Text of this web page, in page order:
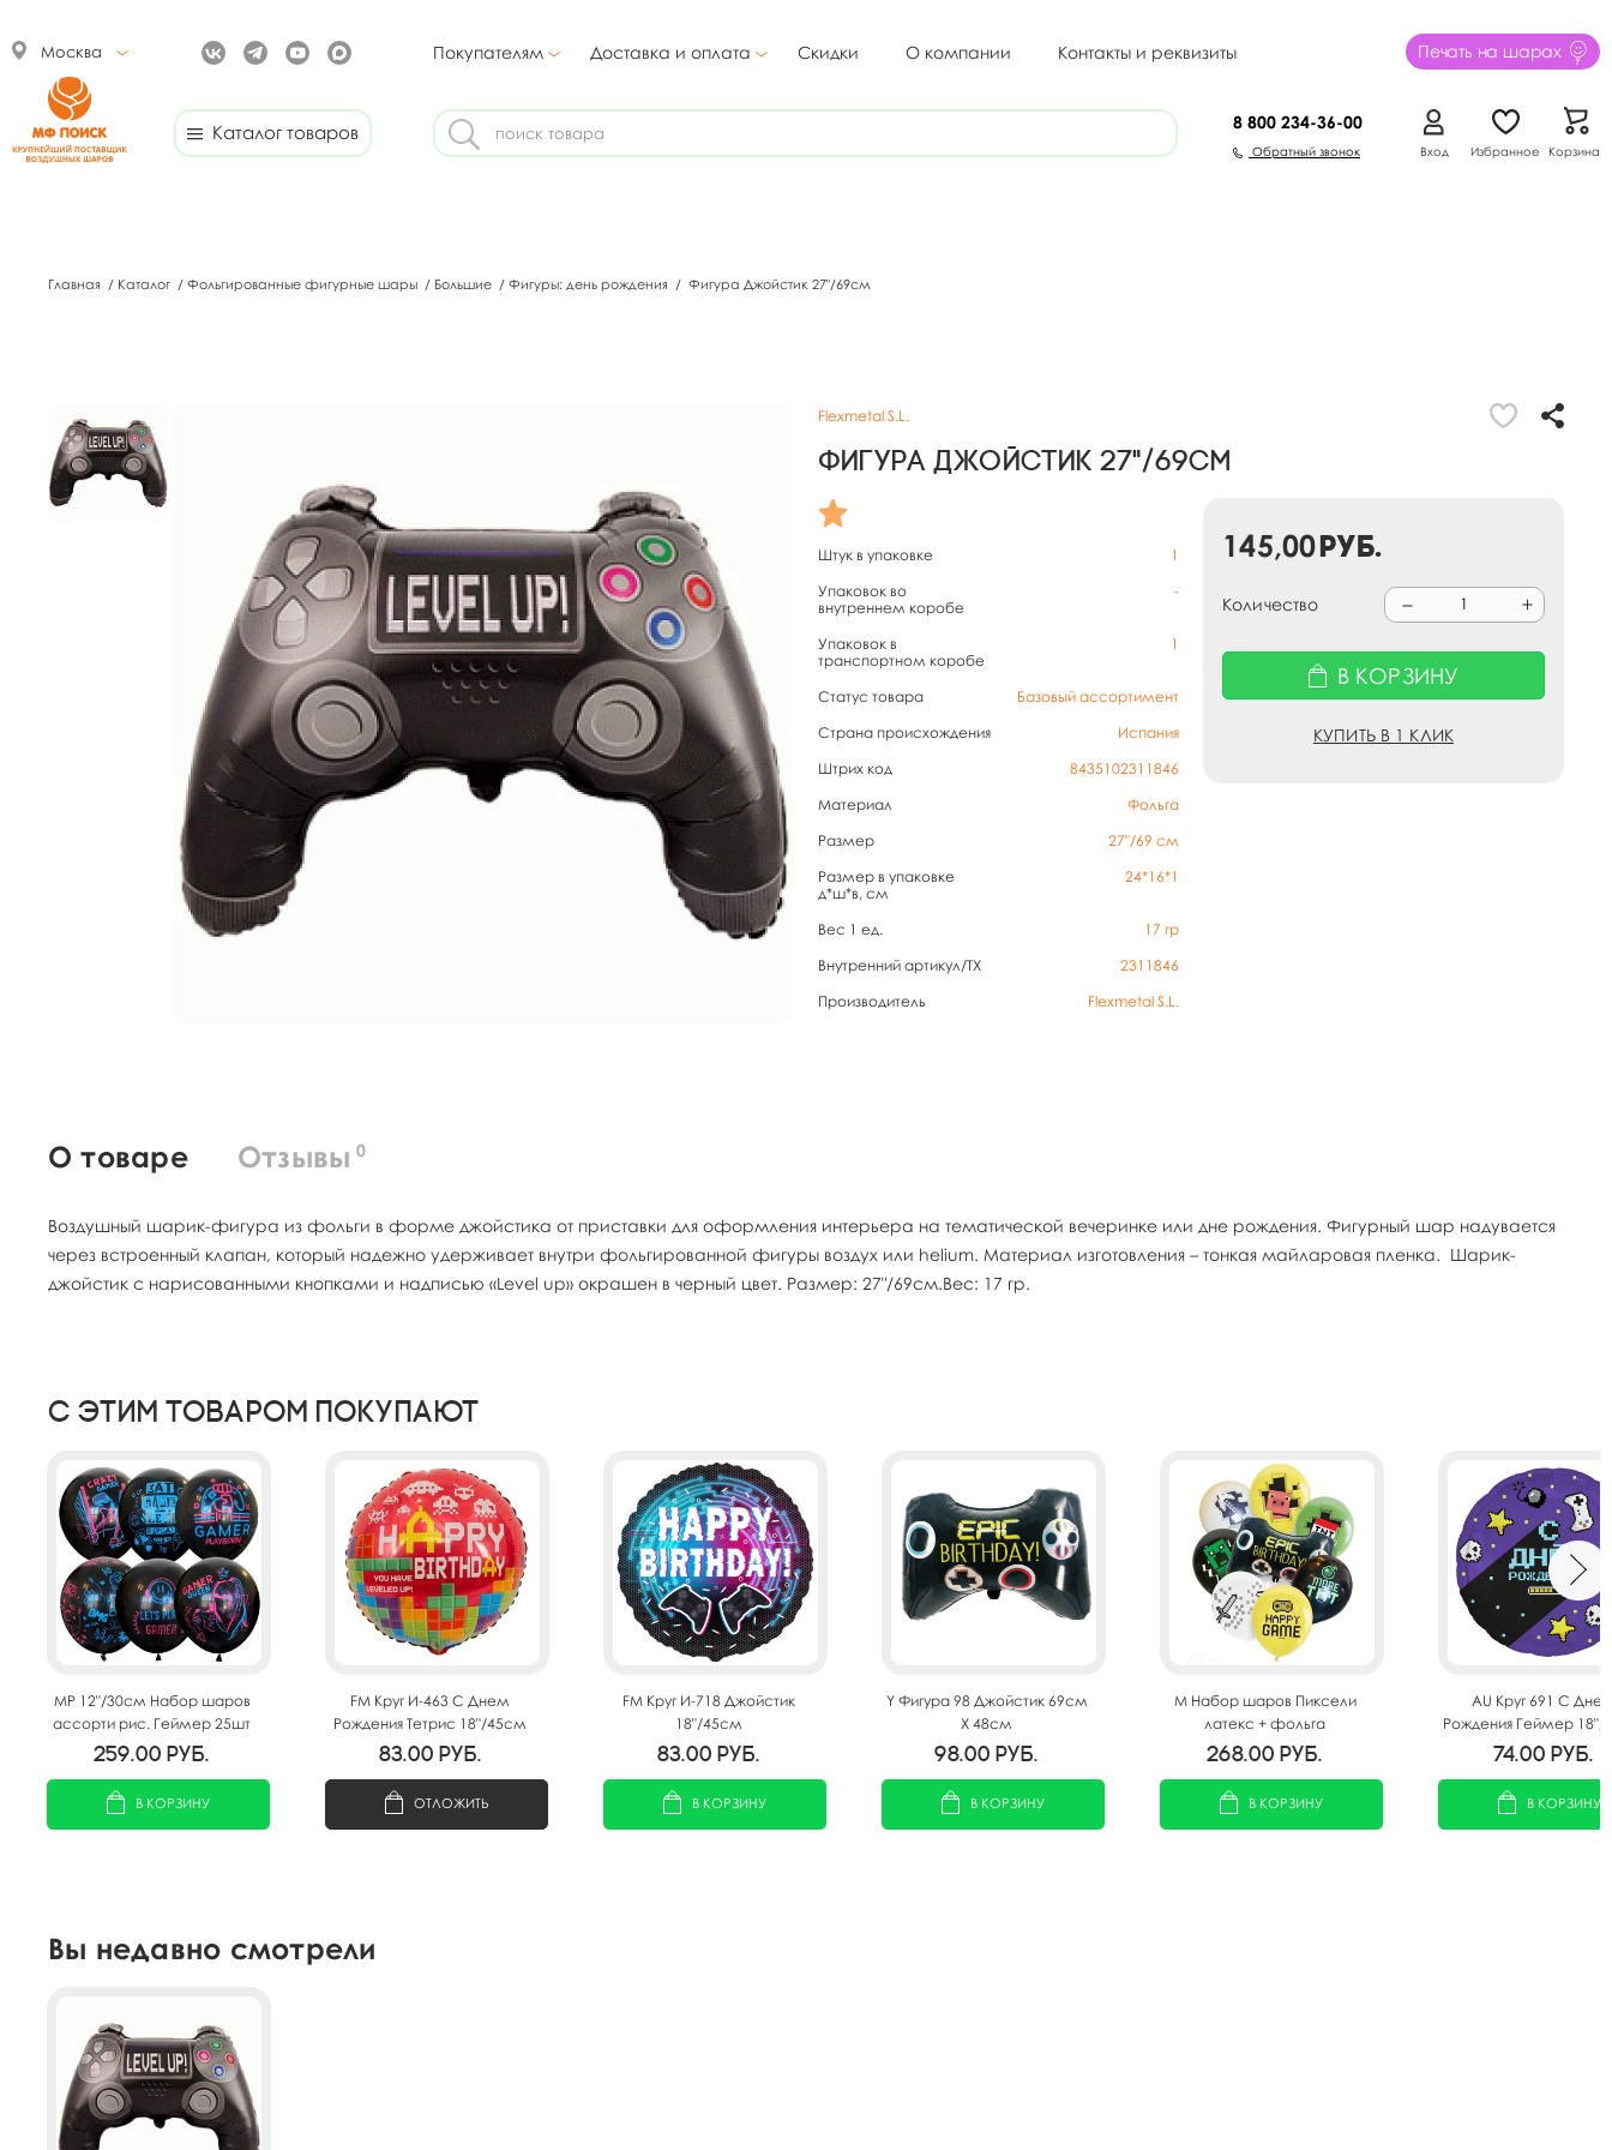
Москва Покупателям Доставка и оплата Скидки О компании Контакты и реквизиты Печать на шарах
Каталог товаров 8 800 234-36-00
Обратный звонок Вход Избранное Корзина
Главная / Каталог / Фольгированные фигурные шары / Большие / Фигуры: день рождения / Фигура Джойстик 27"/69см
Flexmetal S.L.
Фигура Джойстик 27"/69см
Штук в упаковке
1
Упаковок во
внутреннем коробе
-
Упаковок в
транспортном коробе
1
Статус товара
Базовый ассортимент
Страна происхождения
Испания
Штрих код
8435102311846
Материал
Фольга
Размер
27"/69 см
Размер в упаковке
д*ш*в, см
24*16*1
Вес 1 ед. 17 гр
Внутренний артикул/TX
2311846
Производитель
Flexmetal S.L.
145,00руб.
Количество
В КОРЗИНУ
КУПИТЬ В 1 КЛИК
О товаре Отзывы 0
Воздушный шарик-фигура из фольги в форме джойстика от приставки для оформления интерьера на тематической вечеринке или дне рождения. Фигурный шар надувается
через встроенный клапан, который надежно удерживает внутри фольгированной фигуры воздух или helium. Материал изготовления – тонкая майларовая пленка. Шарик-
джойстик с нарисованными кнопками и надписью «Level up» окрашен в черный цвет. Размер: 27"/69см.Вес: 17 гр.
С этим товаром покупают
MP 12"/30см Набор шаров
ассорти рис. Геймер 25шт
259.00 руб.
В КОРЗИНУ
FM Круг И-463 С Днем
Рождения Тетрис 18"/45см
83.00 руб.
ОТЛОЖИТЬ
FM Круг И-718 Джойстик
18"/45см
83.00 руб.
В КОРЗИНУ
Y Фигура 98 Джойстик 69см
Х 48см
98.00 руб.
В КОРЗИНУ
M Набор шаров Пиксели
латекс + фольга
268.00 руб.
В КОРЗИНУ
AU Круг 691 С
Рождения Геймер 18"/
74.00 руб.
В КОРЗИНУ
Вы недавно смотрели